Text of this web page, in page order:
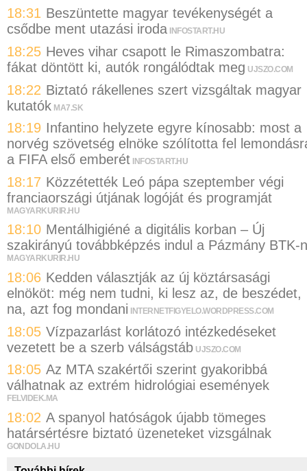
18:31 Beszüntette magyar tevékenységét a
csődbe ment utazási iroda INFOSTART.HU
18:25 Heves vihar csapott le Rimaszombatra:
fákat döntött ki, autók rongálódtak meg UJSZO.COM
18:22 Biztató rákellenes szert vizsgáltak magyar
kutatók MA7.SK
18:19 Infantino helyzete egyre kínosabb: most a
norvég szövetség elnöke szólította fel
a FIFA első emberét INFOSTART.HU
18:17 Közzétették Leó pápa szeptember végi
franciaországi útjának logóját és programját
MAGYARKURIR.HU
18:10 Mentálhigiéné a digitális korban – Új
szakirányú továbbképzés indul a Pázmány BTK-n
MAGYARKURIR.HU
18:06 Kedden választják az új köztársasági
elnököt: még nem tudni, ki lesz az, de beszédet,
na, azt fog mondani
INTERNETFIGYELO.WORDPRESS.COM
18:05 Vízpazarlást korlátozó intézkedéseket
vezetett be a szerb válságstáb UJSZO.COM
18:05 Az MTA szakértői szerint gyakoribbá
válhatnak az extrém hidrológiai események
FELVIDEK.MA
18:02 A spanyol hatóságok újabb tömeges
határsértésre biztató üzeneteket vizsgálnak
GONDOLA.HU